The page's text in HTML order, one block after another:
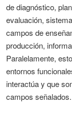
de diagnóstico,
evaluación,
campos de
producción,
Paralelamente,
entornos
interactúa y que
campos señalados.